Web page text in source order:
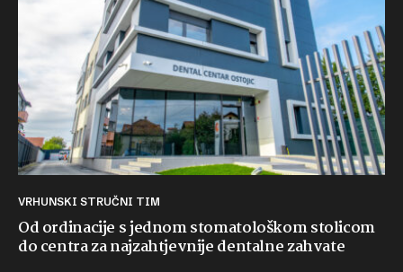
VRHUNSKI STRUČNI TIM
Od ordinacije s jednom stomatološkom stolicom
do centra za najzahtjevnije dentalne zahvate